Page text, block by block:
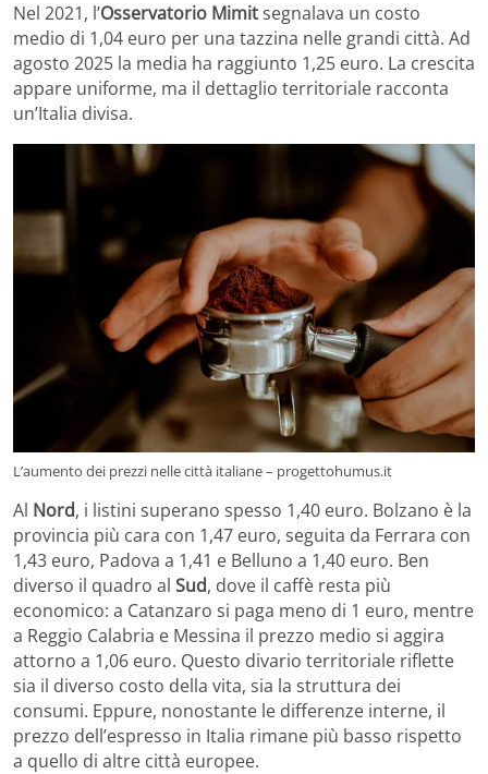
Nel 2021, l’Osservatorio Mimitsegnalava un costo
medio di 1,04 euro per una tazzina nelle grandi città. Ad
agosto 2025 la media ha raggiunto 1,25 euro. La crescita
appare uniforme, ma il dettaglio territoriale racconta
un’Italia divisa.
L’aumento dei prezzi nelle città italiane – progettohumus.it
Al Nord, i listini superano spesso 1,40 euro. Bolzano è la
provincia più cara con 1,47 euro, seguita da Ferrara con
1,43 euro, Padova a 1,41 e Belluno a 1,40 euro. Ben
diverso il quadro al Sud, dove il caffè resta più
economico: a Catanzaro si paga meno di 1 euro, mentre
a Reggio Calabria e Messina il prezzo medio si aggira
attorno a 1,06 euro. Questo divario territoriale riflette
sia il diverso costo della vita, sia la struttura dei
consumi. Eppure, nonostante le differenze interne, il
prezzo dell’espresso in Italia rimane più basso rispetto
a quello di altre città europee.